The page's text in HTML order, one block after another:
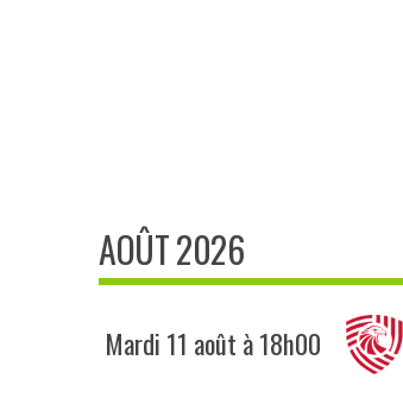
AOÛT 2026
Mardi 11 août à 18h00